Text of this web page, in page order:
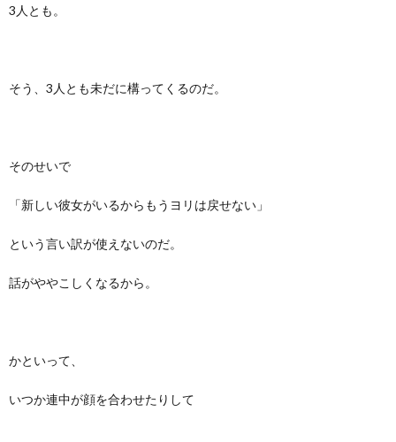
3人とも。
そう、3人とも未だに構ってくるのだ。
そのせいで
「新しい彼女がいるからもうヨリは戻せない」
という言い訳が使えないのだ。
話がややこしくなるから。
かといって、
いつか連中が顔を合わせたりして